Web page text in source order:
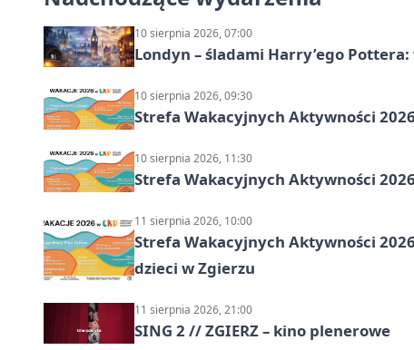
10 sierpnia 2026, 07:00
Londyn – śladami Harry’ego
10 sierpnia 2026, 09:30
Strefa Wakacyjnych Aktywności
10 sierpnia 2026, 11:30
Strefa Wakacyjnych Aktywności
11 sierpnia 2026, 10:00
Strefa Wakacyjnych Aktywności
dzieci w Zgierzu
11 sierpnia 2026, 21:00
SING 2 // ZGIERZ – kino plenerowe